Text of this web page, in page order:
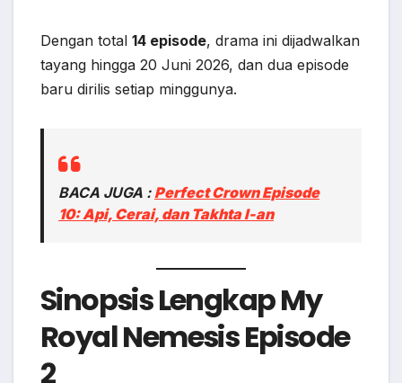
Dengan total 14 episode, drama ini dijadwalkan
tayang hingga 20 Juni 2026, dan dua episode
baru dirilis setiap minggunya.
BACA JUGA :Perfect Crown Episode
10: Api, Cerai, dan Takhta I-an
Sinopsis Lengkap My
Royal Nemesis Episode
2